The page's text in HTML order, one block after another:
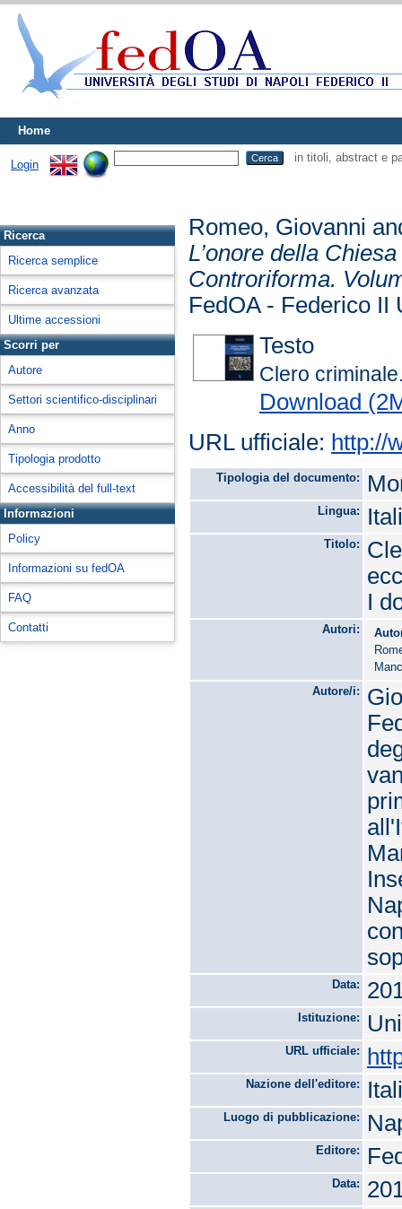
Home
Login
in titoli, abstract e
Ricerca
Ricerca semplice
Ricerca avanzata
Ultime accessioni
Scorri per
Autore
Settori scientifico-disciplinari
Anno
Tipologia prodotto
Accessibilità del full-text
Informazioni
Policy
Informazioni su fedOA
FAQ
Contatti
Romeo, Giovanni
L’onore della
Controriforma.
FedOA - Federico II
Testo
Clero
Download
URL ufficiale: http://
Tipologia del documento:
Lingua:
Titolo:
I
Autori:
Autore/i:
Data:
Istituzione:
URL ufficiale:
Nazione dell'editore:
Luogo di pubblicazione:
Editore:
Data: